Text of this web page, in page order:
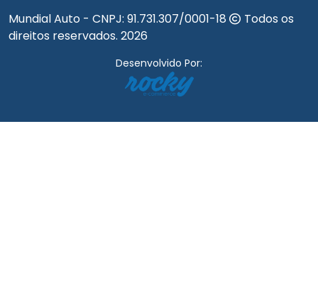
Mundial Auto - CNPJ: 91.731.307/0001-18
Todos os
direitos reservados. 2026
Desenvolvido Por: